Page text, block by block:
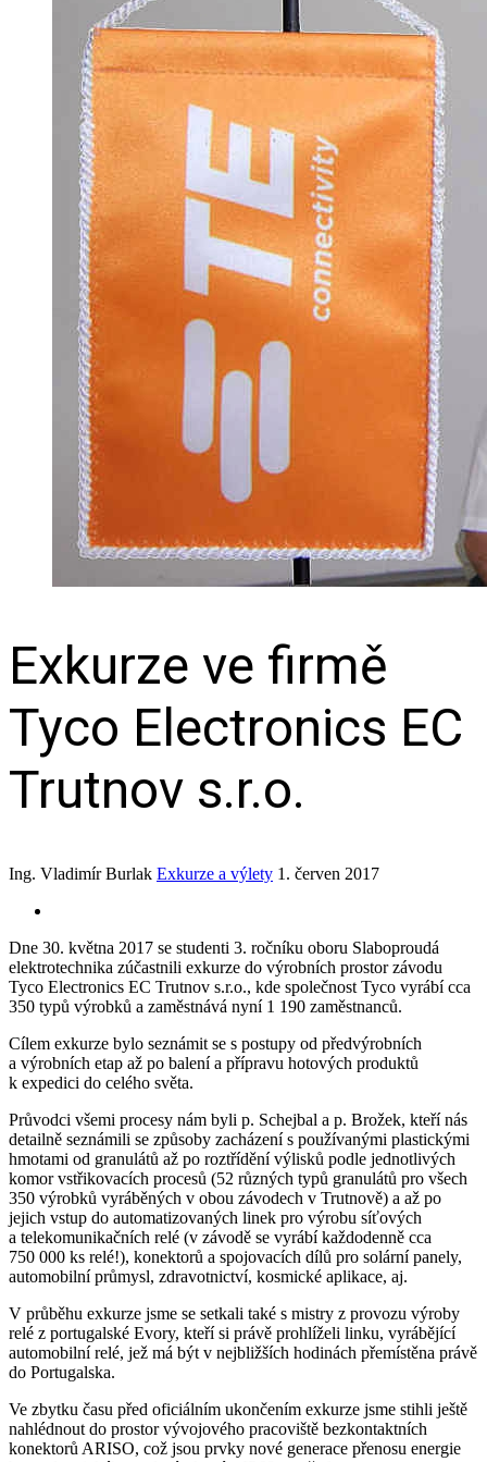
Exkurze ve firmě
Tyco Electronics EC
Trutnov s.r.o.
Ing. Vladimír Burlak Exkurze a výlety 1. červen 2017
Dne 30. května 2017 se studenti 3. ročníku oboru Slaboproudá
elektrotechnika zúčastnili exkurze do výrobních prostor závodu
Tyco Electronics EC Trutnov s.r.o., kde společnost Tyco vyrábí cca
350 typů výrobků a zaměstnává nyní 1 190 zaměstnanců.
Cílem exkurze bylo seznámit se s postupy od předvýrobních
a výrobních etap až po balení a přípravu hotových produktů
k expedici do celého světa.
Průvodci všemi procesy nám byli p. Schejbal a p. Brožek, kteří nás
detailně seznámili se způsoby zacházení s používanými plastickými
hmotami od granulátů až po roztřídění výlisků podle jednotlivých
komor vstřikovacích procesů (52 různých typů granulátů pro všech
350 výrobků vyráběných v obou závodech v Trutnově) a až po
jejich vstup do automatizovaných linek pro výrobu síťových
a telekomunikačních relé (v závodě se vyrábí každodenně cca
750 000 ks relé!), konektorů a spojovacích dílů pro solární panely,
automobilní průmysl, zdravotnictví, kosmické aplikace, aj.
V průběhu exkurze jsme se setkali také s mistry z provozu výroby
relé z portugalské Evory, kteří si právě prohlíželi linku, vyrábějící
automobilní relé, jež má být v nejbližších hodinách přemístěna právě
do Portugalska.
Ve zbytku času před oficiálním ukončením exkurze jsme stihli ještě
nahlédnout do prostor vývojového pracoviště bezkontaktních
konektorů ARISO, což jsou prvky nové generace přenosu energie